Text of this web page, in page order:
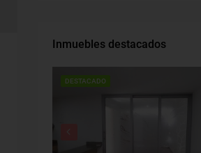
Inmuebles destacados
DESTACADO